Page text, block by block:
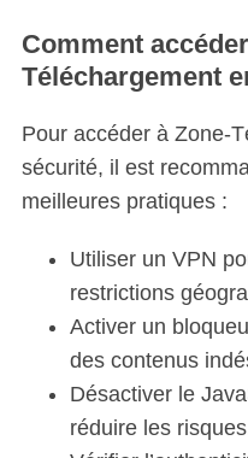
Comment
Téléchargement
Pour accéder à Zone-
sécurité, il est
meilleures pratiques :
Utiliser un VPN
restrictions
Activer un
des contenus
Désactiver le
réduire les